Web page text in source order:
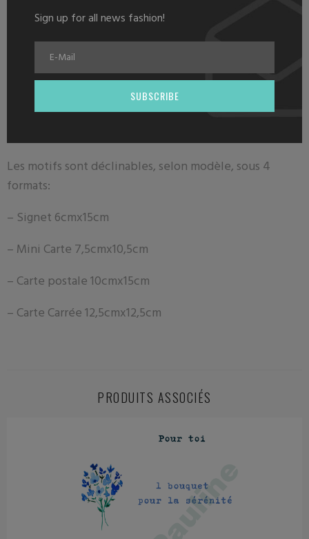
Description
Nos signets sont peints avec amour et imprimés par un
Les motifs sont déclinables, selon modèle, sous 4
formats:
– Signet 6cmx15cm
– Mini Carte 7,5cmx10,5cm
– Carte postale10cmx15cm
– Carte Carrée 12,5cmx12,5cm
PRODUITS ASSOCIÉS
Sign up for all news fashion!
SUBSCRIBE